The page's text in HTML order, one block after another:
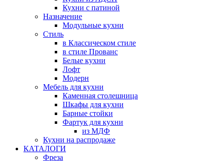
Кухни с патиной
Назначение
Модульные кухни
Стиль
в Классическом стиле
в стиле Прованс
Белые кухни
Лофт
Модерн
Мебель для кухни
Каменная столешница
Шкафы для кухни
Барные стойки
Фартук для кухни
из МДФ
Кухни на распродаже
КАТАЛОГИ
Фреза